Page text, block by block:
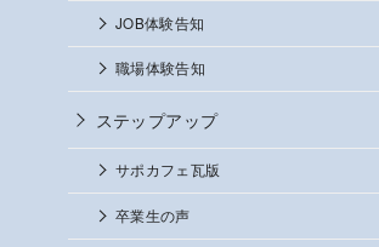
JOB体験告知
職場体験告知
ステップアップ
サポカフェ瓦版
卒業生の声